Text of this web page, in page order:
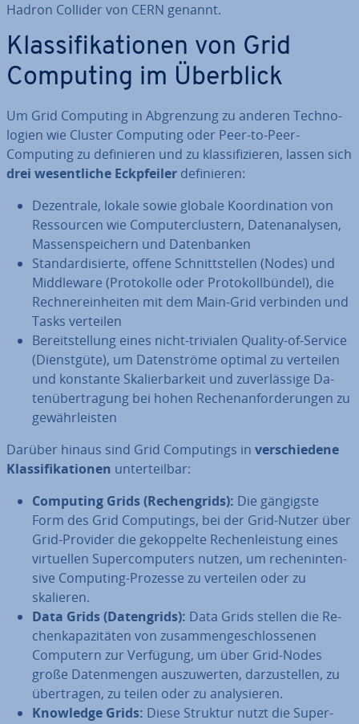
Hadron Collider von CERN genannt.
Klas­si­fi­ka­tio­nen von Grid
Computing im Überblick
Um Grid Computing in Ab­gren­zung zu anderen Tech­no­
lo­gien wie Cluster Computing oder Peer-to-Peer-
Computing zu de­fi­nie­ren und zu klas­si­fi­zie­ren, lassen sich
drei we­sent­li­che Eck­pfei­ler de­fi­nie­ren:
De­zen­tra­le, lokale sowie globale Ko­or­di­na­ti­on von
Res­sour­cen wie Com­pu­ter­clus­tern, Da­ten­ana­ly­sen,
Mas­sen­spei­chern und Da­ten­ban­ken
Stan­dar­di­sier­te, offene Schnitt­stel­len (Nodes) und
Midd­le­wa­re (Pro­to­kol­le oder Pro­to­koll­bün­del), die
Rech­ner­ein­hei­ten mit dem Main-Grid verbinden und
Tasks verteilen
Be­reit­stel­lung eines nicht-trivialen Quality-of-Service
(Dienst­gü­te), um Da­ten­strö­me optimal zu verteilen
und konstante Ska­lier­bar­keit und zu­ver­läs­si­ge Da­
ten­über­tra­gung bei hohen Re­chen­an­for­de­run­gen zu
ge­währ­leis­ten
Darüber hinaus sind Grid Com­pu­tings in ver­schie­de­ne
Klas­si­fi­ka­tio­nen un­ter­teil­bar:
Computing Grids (Re­chen­grids): Die gängigste
Form des Grid Com­pu­tings, bei der Grid-Nutzer über
Grid-Provider die ge­kop­pel­te Re­chen­leis­tung eines
vir­tu­el­len Su­per­com­pu­ters nutzen, um re­chen­in­ten­
si­ve Computing-Prozesse zu verteilen oder zu
skalieren.
Data Grids (Da­ten­grids): Data Grids stellen die Re­
chen­ka­pa­zi­tä­ten von zu­sam­men­ge­schlos­se­nen
Computern zur Verfügung, um über Grid-Nodes
große Da­ten­men­gen aus­zu­wer­ten, dar­zu­stel­len, zu
über­tra­gen, zu teilen oder zu ana­ly­sie­ren.
Knowledge Grids: Diese Struktur nutzt die Su­per­